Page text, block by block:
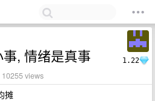
1.22
, 情绪是真事
10255 views
摊